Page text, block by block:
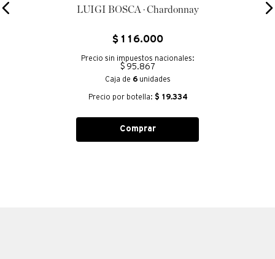
LUIGI BOSCA · Chardonnay
$ 116.000
Precio sin impuestos nacionales:
$ 95.867
Caja de 6 unidades
Precio por botella: $ 19.334
Comprar